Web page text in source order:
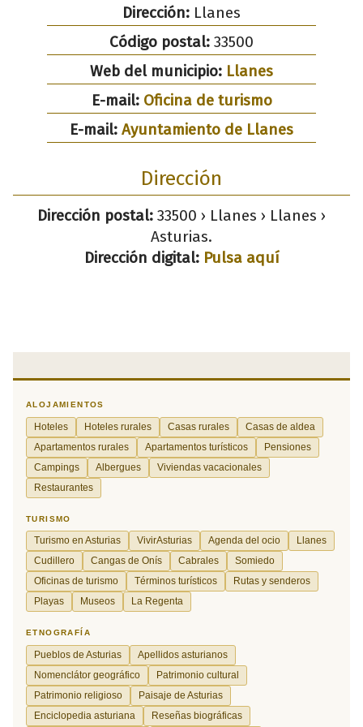
Dirección: Llanes
Código postal: 33500
Web del municipio: Llanes
E-mail: Oficina de turismo
E-mail: Ayuntamiento de Llanes
Dirección
Dirección postal: 33500 › Llanes › Llanes ›
Asturias.
Dirección digital: Pulsa aquí